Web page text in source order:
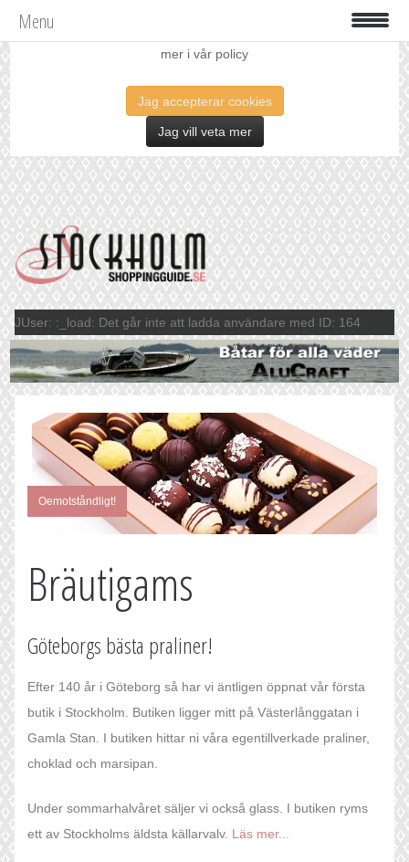
Vi använder oss av cookies för att förbättra din upplevelse. Läs
mer i vår policy
Jag accepterar cookies
Jag vill veta mer
Menu
JUser: :_load: Det går inte att ladda användare med ID: 164
Oemotståndligt!
Bräutigams
Göteborgs bästa praliner!
Efter 140 år i Göteborg så har vi äntligen öppnat vår första
butik i Stockholm. Butiken ligger mitt på Västerlånggatan i
Gamla Stan. I butiken hittar ni våra egentillverkade praliner,
choklad och marsipan.
Under sommarhalvåret säljer vi också glass. I butiken ryms
ett av Stockholms äldsta källarvalv. Läs mer...